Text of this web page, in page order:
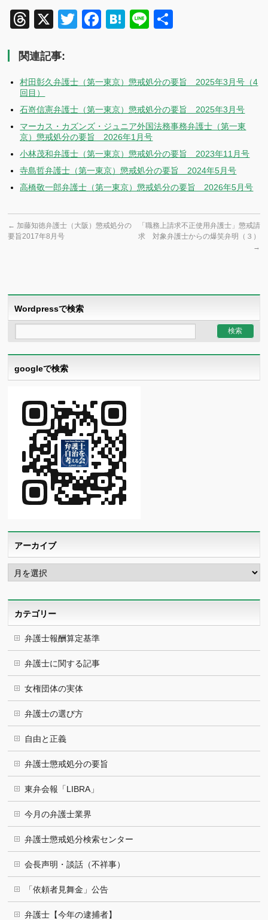
Threads
X TwitterFacebook
Hatena
Line
関連記事:
村田彰久弁護士（第一東京）懲戒処分の要旨 2025年3月号（4
回目）
石嵜信憲弁護士（第一東京）懲戒処分の要旨 2025年3月号
マーカス・カズンズ・ジュニア外国法務事務弁護士（第一東
京）懲戒処分の要旨 2026年1月号
小林茂和弁護士（第一東京）懲戒処分の要旨 2023年11月号
寺島哲弁護士（第一東京）懲戒処分の要旨 2024年5月号
高橋敬一郎弁護士（第一東京）懲戒処分の要旨 2026年5月号
← 加藤知徳弁護士（大阪）懲戒処分の
要旨2017年8月号
「職務上請求不正使用弁護士」懲戒請
求 対象弁護士からの爆笑弁明（３）
→
Wordpressで検索
googleで検索
アーカイブ
ア
ー
カ
カテゴリー
弁護士報酬算定基準
弁護士に関する記事
女権団体の実体
弁護士の選び方
自由と正義
弁護士懲戒処分の要旨
東弁会報「LIBRA」
今月の弁護士業界
弁護士懲戒処分検索センター
会長声明・談話（不祥事）
「依頼者見舞金」公告
弁護士【今年の逮捕者】